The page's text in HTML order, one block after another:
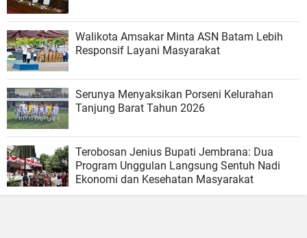
Walikota Amsakar Minta ASN Batam Lebih
Responsif Layani Masyarakat
Serunya Menyaksikan Porseni Kelurahan
Tanjung Barat Tahun 2026
Terobosan Jenius Bupati Jembrana: Dua
Program Unggulan Langsung Sentuh Nadi
Ekonomi dan Kesehatan Masyarakat